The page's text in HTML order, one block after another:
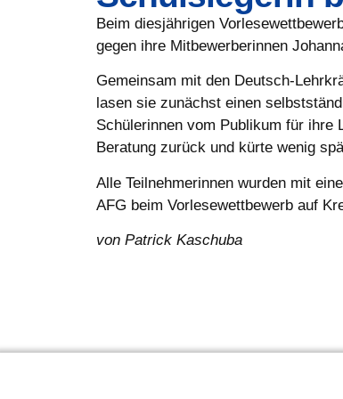
Beim diesjährigen
gegen ihre Mitbewerberinnen
Gemeinsam mit den Deutsch-
lasen sie zunächst einen
Schülerinnen vom Publikum für ihre
Beratung zurück und kürte wenig
Alle Teilnehmerinnen wurden mit
AFG beim Vorlesewettbewerb auf
von Patrick Kaschuba